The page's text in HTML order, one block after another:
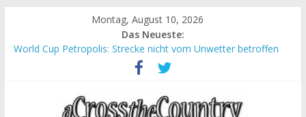
Montag, August 10, 2026
Das Neueste:
World Cup Petropolis: Strecke nicht vom Unwetter betroffen
Krumbach und Obergessertshausen: Mountainbike-Bundesliga
Supercup Massi Banyoles: Siege für Carod und Richards
Halbzeit beim Andalucia Bike Race: Weltmeister Seewald führt